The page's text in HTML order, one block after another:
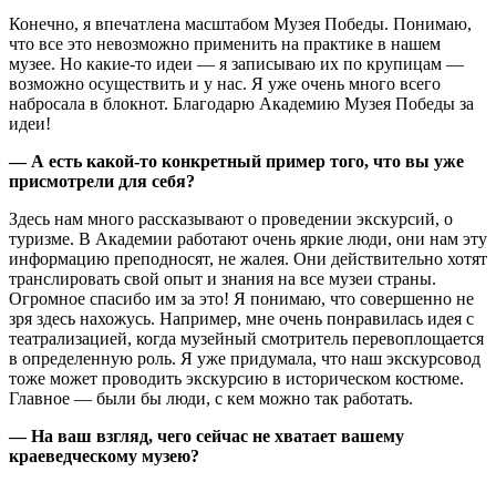
Конечно, я впечатлена масштабом Музея Победы. Понимаю,
что все это невозможно применить на практике в нашем
музее. Но какие-то идеи — я записываю их по крупицам —
возможно осуществить и у нас. Я уже очень много всего
набросала в блокнот. Благодарю Академию Музея Победы за
идеи!
— А есть какой-то конкретный пример того, что вы уже
присмотрели для себя?
Здесь нам много рассказывают о проведении экскурсий, о
туризме. В Академии работают очень яркие люди, они нам эту
информацию преподносят, не жалея. Они действительно хотят
транслировать свой опыт и знания на все музеи страны.
Огромное спасибо им за это! Я понимаю, что совершенно не
зря здесь нахожусь. Например, мне очень понравилась идея с
театрализацией, когда музейный смотритель перевоплощается
в определенную роль. Я уже придумала, что наш экскурсовод
тоже может проводить экскурсию в историческом костюме.
Главное — были бы люди, с кем можно так работать.
— На ваш взгляд, чего сейчас не хватает вашему
краеведческому музею?